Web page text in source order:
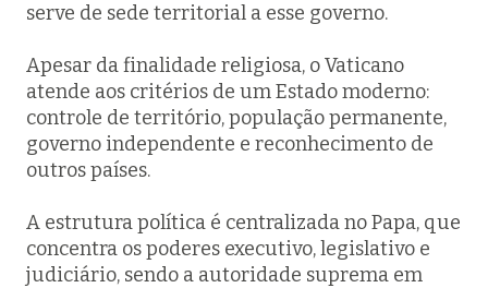
serve de sede territorial a esse governo.
Apesar da finalidade religiosa, o Vaticano
atende aos critérios de um Estado moderno:
controle de território, população permanente,
governo independente e reconhecimento de
outros países.
A estrutura política é centralizada no Papa, que
concentra os poderes executivo, legislativo e
judiciário, sendo a autoridade suprema em